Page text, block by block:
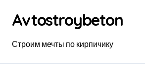
содержанию
Avtostroybeton
Строим мечты по кирпичику